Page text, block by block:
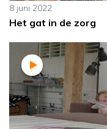
8 juni 2022
Het gat in de zorg